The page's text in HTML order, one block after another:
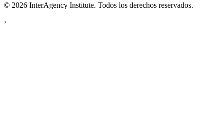
© 2026 InterAgency Institute. Todos los derechos reservados.
›